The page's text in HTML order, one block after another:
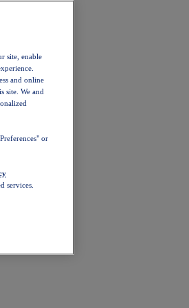
site, enable
and online
site. We and
or
services.